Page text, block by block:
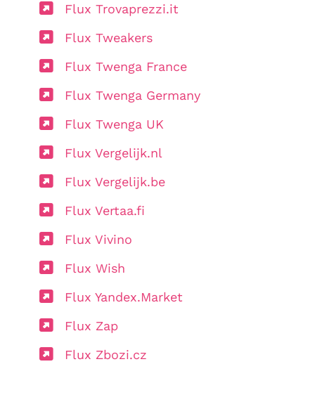
Flux Trovaprezzi.it
Flux Tweakers
Flux Twenga France
Flux Twenga Germany
Flux Twenga UK
Flux Vergelijk.nl
Flux Vergelijk.be
Flux Vertaa.fi
Flux Vivino
Flux Wish
Flux Yandex.Market
Flux Zap
Flux Zbozi.cz